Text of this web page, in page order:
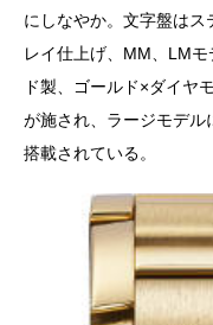
にしなやか。文字盤は
レイ仕上げ、MM、LM
ド製、ゴールド×ダイヤ
が施され、ラージモデ
搭載されている。